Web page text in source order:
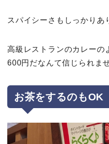
スパイシーさもしっかりあ
高級レストランのカレーの
600円だなんて信じられませ
お茶をするのもOK